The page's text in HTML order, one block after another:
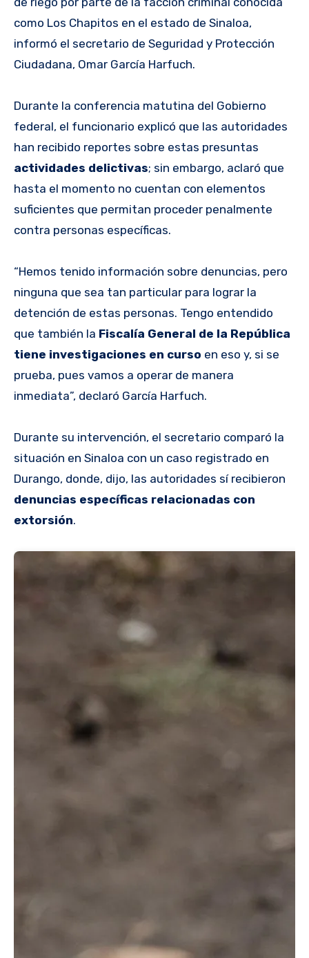
como Los Chapitos en el estado de Sinaloa,
informó el secretario de Seguridad y Protección
Ciudadana, Omar García Harfuch.
Durante la conferencia matutina del Gobierno
federal, el funcionario explicó que las autoridades
han recibido reportes sobre estas presuntas
actividades delictivas; sin embargo, aclaró que
hasta el momento no cuentan con elementos
suficientes que permitan proceder penalmente
contra personas específicas.
“Hemos tenido información sobre denuncias, pero
ninguna que sea tan particular para lograr la
detención de estas personas. Tengo entendido
que también la Fiscalía General de la República
tiene investigaciones en curso en eso y, si se
prueba, pues vamos a operar de manera
inmediata”, declaró García Harfuch.
Durante su intervención, el secretario comparó la
situación en Sinaloa con un caso registrado en
Durango, donde, dijo, las autoridades sí recibieron
denuncias específicas relacionadas con
extorsión.